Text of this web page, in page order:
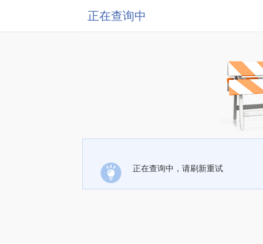
正在查询中
正在查询中，请刷新重试